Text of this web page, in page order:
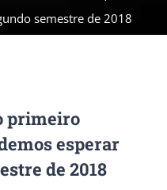
semestre de 2018
primeiro
esperar
de 2018